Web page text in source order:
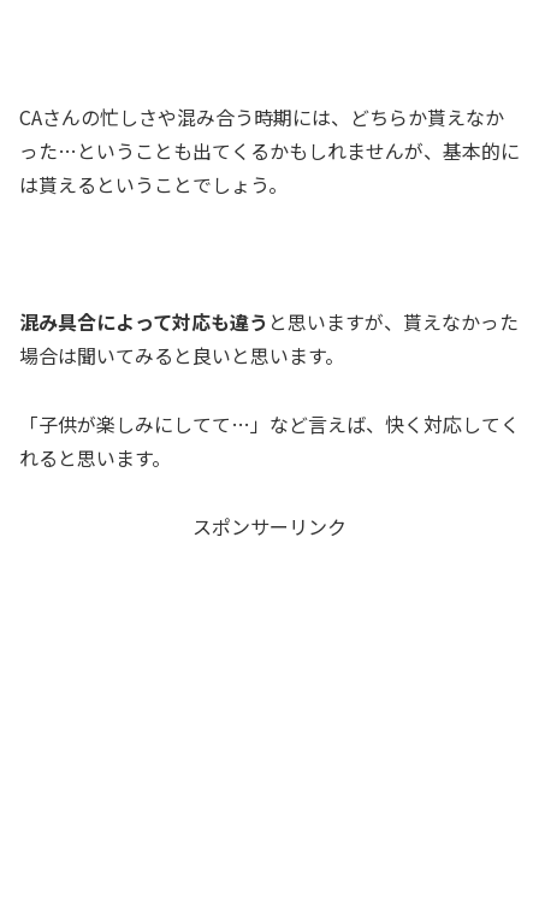
CAさんの忙しさや混み合う時期には、どちらか貰えなか
った…ということも出てくるかもしれませんが、基本的に
は貰えるということでしょう。
混み具合によって対応も違う と思いますが、貰えなかった
場合は聞いてみると良いと思います。
「子供が楽しみにしてて…」など言えば、快く対応してく
れると思います。
スポンサーリンク